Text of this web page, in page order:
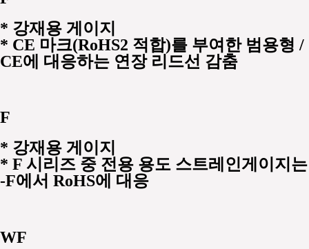
* 강재용 게이지
* CE 마크(RoHS2 적합)를 부여한 범용형 /
CE에 대응하는 연장 리드선 감춤
F
* 강재용 게이지
* F 시리즈 중 전용 용도 스트레인게이지는
-F에서 RoHS에 대응
WF